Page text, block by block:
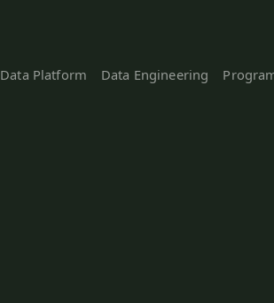
Data Platform Data Engineering